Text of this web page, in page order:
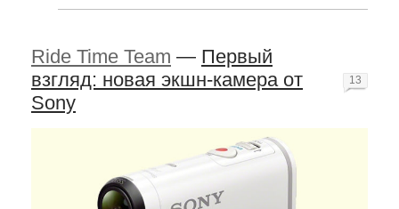
Ride Time Team — Первый
взгляд: новая экшн-камера от
Sony
13